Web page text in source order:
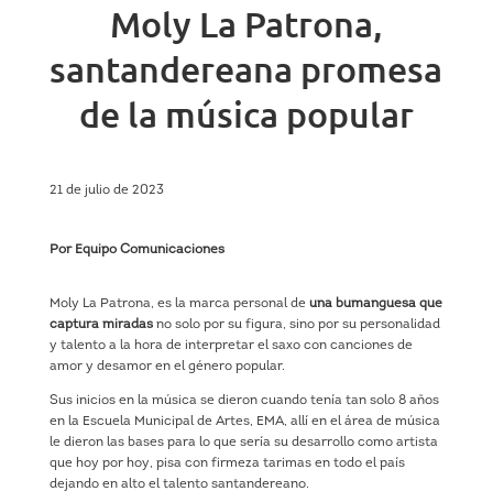
Moly La Patrona,
santandereana promesa
de la música popular
21 de julio de 2023
Por Equipo Comunicaciones
Moly La Patrona, es la marca personal de una bumanguesa que
captura miradasno solo por su figura, sino por su personalidad
y talento a la hora de interpretar el saxo con canciones de
amor y desamor en el género popular.
Sus inicios en la música se dieron cuando tenía tan solo 8 años
en la Escuela Municipal de Artes, EMA, allí en el área de música
le dieron las bases para lo que sería su desarrollo como artista
que hoy por hoy, pisa con firmeza tarimas en todo el país
dejando en alto el talento santandereano.